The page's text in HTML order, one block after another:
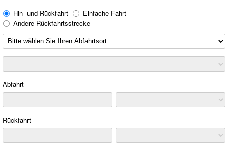
Hin- und Rückfahrt
Einfache Fahrt
Andere Rückfahrtsstrecke
Abfahrt
Rückfahrt